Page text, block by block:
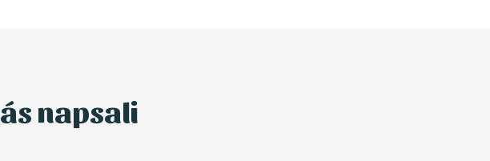
napsali